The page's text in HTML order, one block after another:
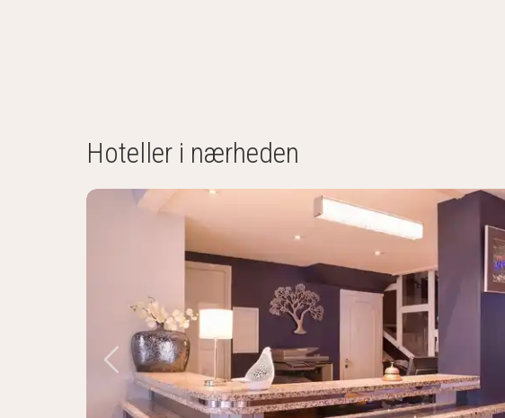
Hoteller i nærheden
Forrige billede